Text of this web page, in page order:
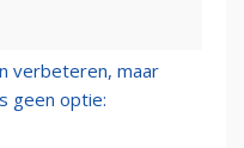
verbeteren, maar
geen optie: